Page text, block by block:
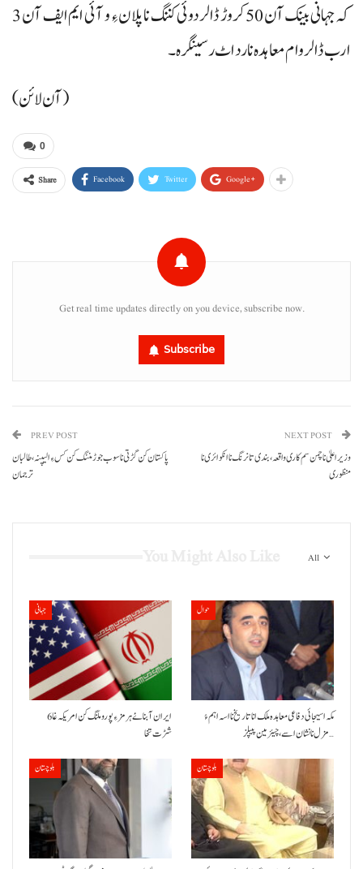
کہ جہانی بینک آن 50 کروڑ ڈالر دوئی کننگ نا پلان ءِ و آئی ایم ایف آن 3
ارب ڈالر وام معاہدہ نا رد اٹ رسینگرہ۔
(آن لائن)
0
Share Facebook Twitter Google+
Get real time updates directly on you device, subscribe now.
Subscribe
PREV POST
پاکستان کن گڑتی نا سوب جوڑ مننگ کن کس ءِ الیپنہ، طالبان
ترجمان
NEXT POST
وزیر اعلیٰ نا چمن سم کاری واقعہ، بندی تا نرنگ نا انکوائری نا
منظوری
All
جہانی
ایران آبنائے ہرمز ءِ پورو ملنگ کن امریکہ غا 6
شڑت تخا
حوال
مکہ اسیجائی دفاعی معاہدہ ملک انا تاریخ نا اسہ اہم ءُ
مزل نا نشان اسے، چیئرمین پیپلز…
بلوچستان بلوچستان